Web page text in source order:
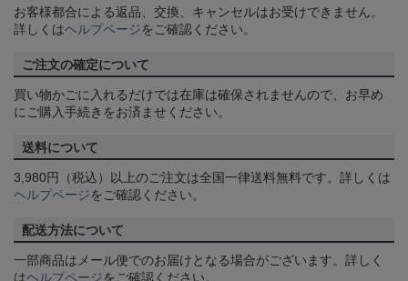
お客様都合による返品、交換、キャンセルはお受けできません。
詳しくはヘルプページをご確認ください。
ご注文の確定について
買い物かごに入れるだけでは在庫は確保されませんので、お早め
にご購入手続きをお済ませください。
送料について
3,980円（税込）以上のご注文は全国一律送料無料です。詳しくは
ヘルプページをご確認ください。
配送方法について
一部商品はメール便でのお届けとなる場合がございます。詳しく
はヘルプページをご確認ください。